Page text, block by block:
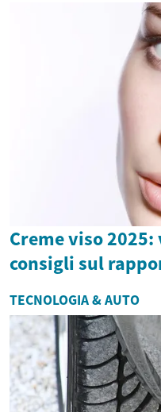
Creme viso
consigli sul
TECNOLOGIA & AUTO